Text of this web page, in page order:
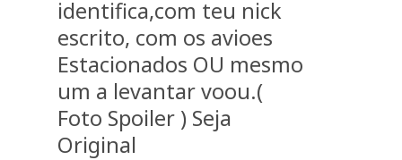
identifica,com teu nick
escrito, com os avioes
Estacionados OU mesmo
um a levantar voou.(
Foto Spoiler ) Seja
Original